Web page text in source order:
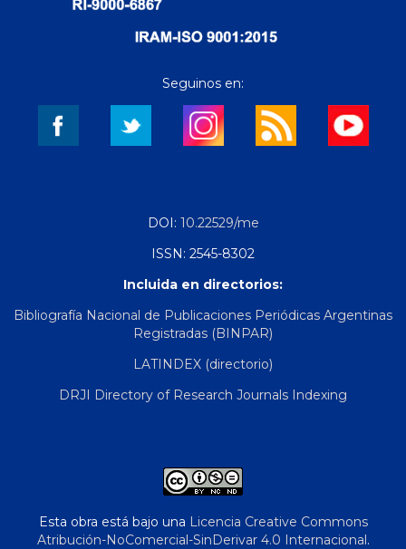
Seguinos en:
DOI: 10.22529/me
ISSN: 2545-8302
Incluida en directorios:
Bibliografía Nacional de Publicaciones Periódicas Argentinas
Registradas (BINPAR)
LATINDEX (directorio)
DRJI Directory of Research Journals Indexing
Esta obra está bajo una Licencia Creative Commons
Atribución-NoComercial-SinDerivar 4.0 Internacional.